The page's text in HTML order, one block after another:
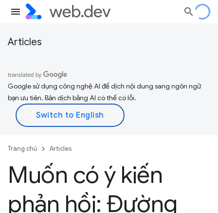
Articles
Google sử dụng công nghệ AI để dịch nội dung sang ngôn ngữ
bạn ưu tiên. Bản dịch bằng AI có thể có lỗi.
Trang chủ Articles
Muốn có ý kiến
phản hồi: Đường